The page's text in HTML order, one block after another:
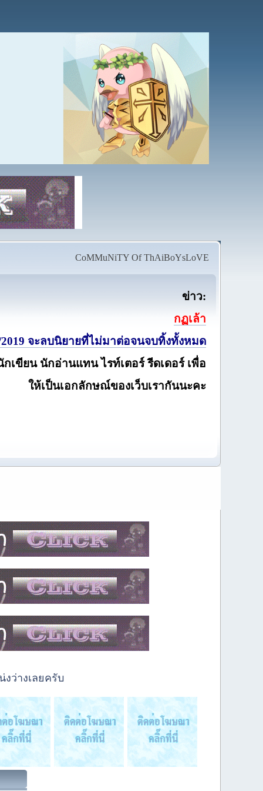
CoMMuNiTY Of ThAiBoYsLoVE
ข่าว:
กฏเล้า
2019 จะลบนิยายที่ไม่มาต่อจนจบทิ้งทั้งหมด
กเขียน นักอ่านแทน ไรท์เตอร์ รีดเดอร์ เพื่อ
ให้เป็นเอกลักษณ์ของเว็บเรากันนะคะ
งว่างเลยครับ